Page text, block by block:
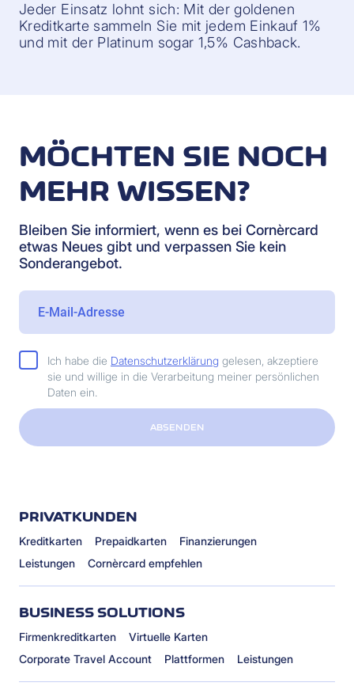
Jeder Einsatz lohnt sich: Mit der goldenen
Kreditkarte sammeln Sie mit jedem Einkauf 1%
und mit der Platinum sogar 1,5% Cashback.
MÖCHTEN SIE NOCH
MEHR WISSEN?
Bleiben Sie informiert, wenn es bei Cornèrcard
etwas Neues gibt und verpassen Sie kein
Sonderangebot.
Ich habe die Datenschutzerklärung gelesen, akzeptiere
sie und willige in die Verarbeitung meiner persönlichen
Daten ein.
ABSENDEN
PRIVATKUNDEN
Kreditkarten Prepaidkarten
Finanzierungen
Leistungen
Cornèrcard empfehlen
BUSINESS SOLUTIONS
Firmenkreditkarten
Virtuelle Karten
Corporate Travel Account
Plattformen Leistungen